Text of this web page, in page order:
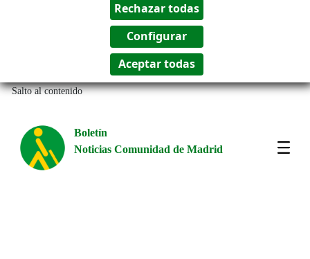
Salto al contenido
Boletín
Noticias Comunidad de Madrid